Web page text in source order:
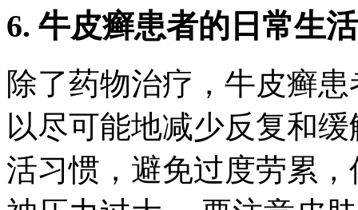
6. 牛皮癣患者的日常生
除了药物治疗，牛皮癣
以尽可能地减少反复和
活习惯，避免过度劳累